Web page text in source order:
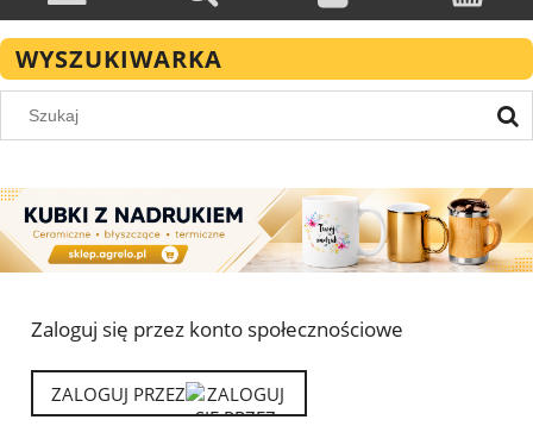
WYSZUKIWARKA
Zaloguj się przez konto społecznościowe
ZALOGUJ PRZEZ